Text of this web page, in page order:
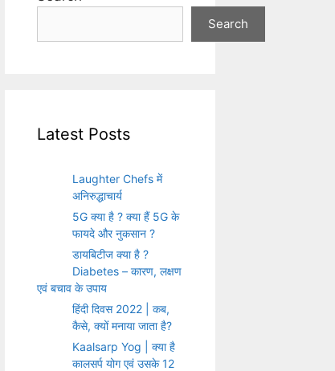
Search
Latest Posts
Laughter Chefs में
अनिरुद्धाचार्य
5G क्या है ? क्या हैं 5G के
फायदे और नुकसान ?
डायबिटीज क्या है ?
Diabetes – कारण, लक्षण
एवं बचाव के उपाय
हिंदी दिवस 2022 | कब,
कैसे, क्यों मनाया जाता है?
Kaalsarp Yog | क्या है
कालसर्प योग एवं उसके 12